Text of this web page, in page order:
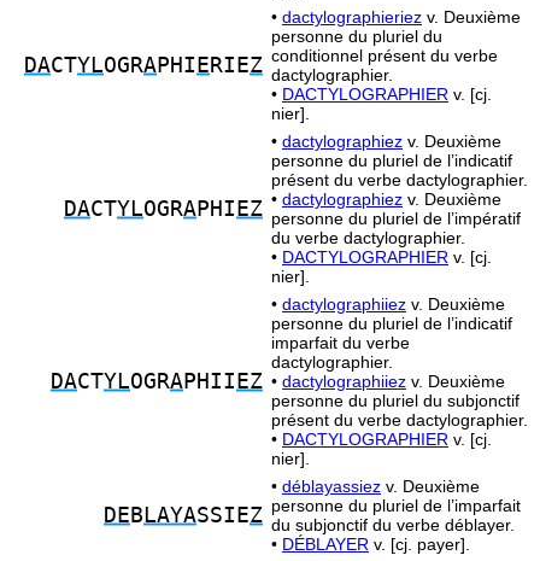
DACTYLOGRAPHI E RIEZ
• dactylographieriez v. Deuxième
personne du pluriel du
conditionnel présent du verbe
dactylographier.
• DACTYLOGRAPHIER v. [cj.
nier].
DACTYLOGRAPHI EZ
• dactylographiez v. Deuxième
personne du pluriel de l’indicatif
présent du verbe dactylographier.
• dactylographiez v. Deuxième
personne du pluriel de l’impératif
du verbe dactylographier.
• DACTYLOGRAPHIER v. [cj.
nier].
DACTYLOGRAPHII EZ
• dactylographiiez v. Deuxième
personne du pluriel de l’indicatif
imparfait du verbe
dactylographier.
• dactylographiiez v. Deuxième
personne du pluriel du subjonctif
présent du verbe dactylographier.
• DACTYLOGRAPHIER v. [cj.
nier].
DE B LAYASSIEZ
• déblayassiez v. Deuxième
personne du pluriel de l’imparfait
du subjonctif du verbe déblayer.
• DÉBLAYER v. [cj. payer].